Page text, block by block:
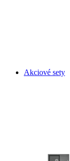
Akciové sety